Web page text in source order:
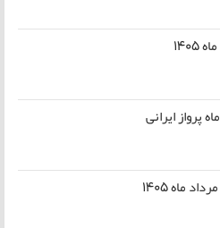
پرواز ایرانی
ماه 1405